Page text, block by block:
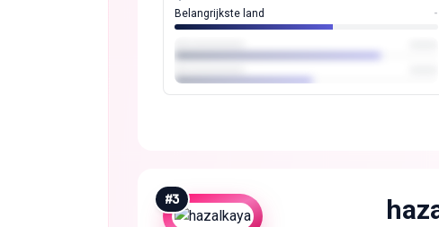
Belangrijkste land -
#3